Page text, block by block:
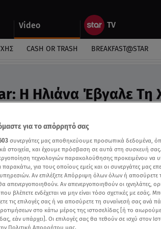
Video
CASH OR TRASH BREAKFAST@STAR
Η Ηλιάνα Έβγαλε Τη
- Video
τη διαγωνιζόμενη εκτός
για το απόρρητό σας
συνεργάτες μας αποθηκεύουμε προσωπικά δεδομένα,
στοιχεία, και έχουμε πρόσβαση σε αυτά στη συσκευή
τεχνολογιών παρακολούθησης προκειμένου να
παρακάτω, για τους οποίους εμείς και οι συνεργάτες μας
Αν επιλέξετε Απόρριψη όλων όλων ή αποσύρετε
απενεργοποιηθούν. Αν απενεργοποιηθούν οι ιχνηλάτες,
βλέπετε ενδέχεται να μην είναι τόσο σχετικές με εσάς.
τις επιλογές σας ή να αποσύρετε τη συναίνεσή σας ανά
στο κάτω μέρος της ιστοσελίδας [ή το
εάν υπάρχει]. Οι επιλογές σας θα τεθούν σε ισχύ στον
Πολιτική Απορρήτου μας.